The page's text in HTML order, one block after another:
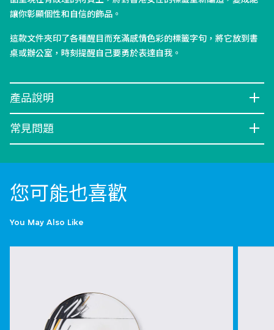
讓你彰顯個性和自信的飾品。
這款文件夾印了各種醒目而充滿感情色彩的標籤字句，將它放到書
桌或辦公室，時刻提醒自己要勇於表達自我。
產品說明
常見問題
您可能也喜歡
You May Also Like